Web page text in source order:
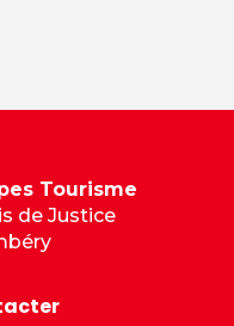
Tourisme
de Justice